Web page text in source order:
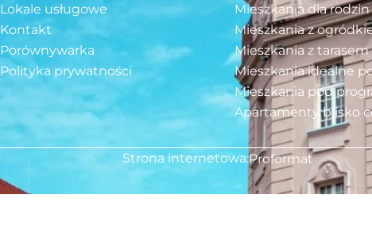
Lokale usługowe
Kontakt
Porównywarka
Polityka prywatności
Mieszkania dla
Mieszkania z
Mieszkania z tarasem
Mieszkania idealne
Mieszkania pod
Apartamenty blisko
Strona internetowa:Proformat